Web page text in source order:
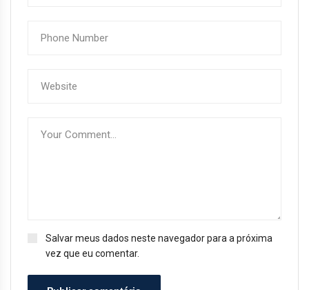
Salvar meus dados neste navegador para a próxima
vez que eu comentar.